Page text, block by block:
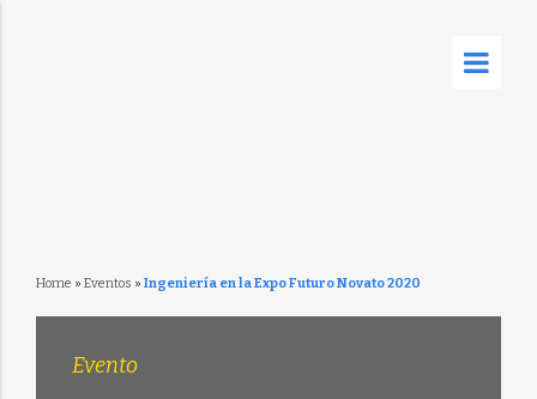
Home » Eventos » Ingeniería en la Expo Futuro Novato 2020
Evento